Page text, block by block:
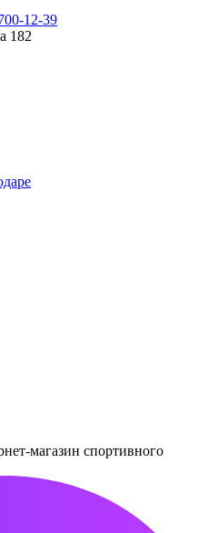
12-39
182
магазин спортивного